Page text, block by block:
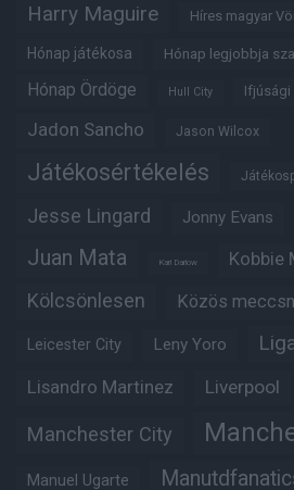
Harry Maguire Híres magyar
Hónap játékosa Hónap legjobbja
Hónap Ördöge Hull City Ifjúsági
Jadon Sancho Jason Wilcox
Játékosértékelés
Jesse Lingard Jonny Evans
Juan Mata Karl Darlow Kobbie
Kölcsönlesen Közös
Leicester City Leny Yoro
Lisandro Martinez Liverpool
Manchester City
Manuel Ugarte